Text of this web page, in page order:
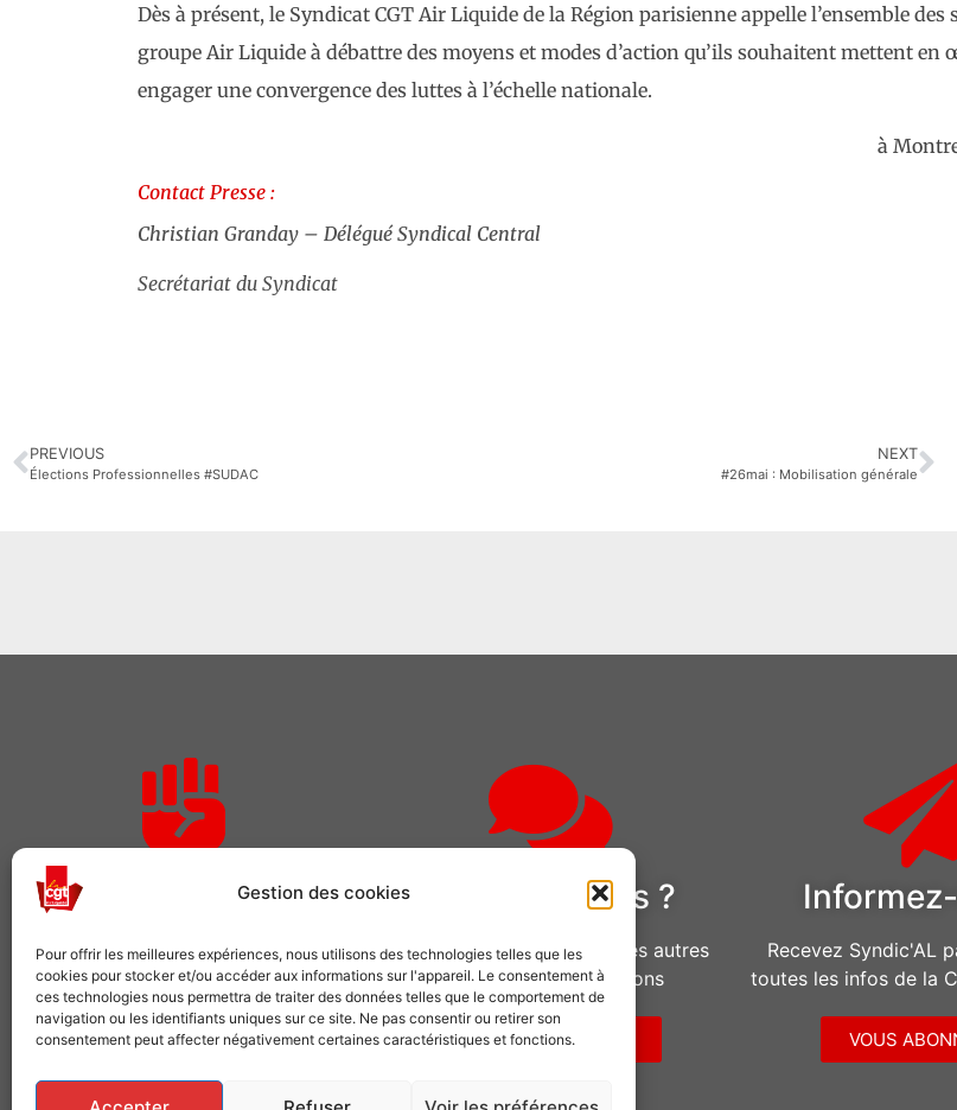
Gestion des cookies
Pour offrir les meilleures expériences, nous utilisons des technologies telles que les
cookies pour stocker et/ou accéder aux informations sur l'appareil. Le consentement à
ces technologies nous permettra de traiter des données telles que le comportement de
navigation ou les identifiants uniques sur ce site. Ne pas consentir ou retirer son
consentement peut affecter négativement certaines caractéristiques et fonctions.
Dès à présent, le Syndicat CGT Air Liquide de la Région parisienne appelle l’ensemble des
groupe Air Liquide à débattre des moyens et modes d’action qu’ils souhaitent mettent en
engager une convergence des luttes à l’échelle nationale.
à
Contact Presse :
Christian Granday – Délégué Syndical Central
Secrétariat du Syndicat
PREVIOUS
Élections Professionnelles #SUDAC
NEXT
#26mai : Mobilisation générale
Rejoignez-nous
Comme plusieurs centaines de
milliers de salariés, choisissez la CGT
VOUS SYNDIQUER
Des questions ?
Pour adhérer ou pour toutes autres
demandes d’informations
NOUS CONTACTER
Recevez Syndic'AL
toutes les infos de la
VOUS